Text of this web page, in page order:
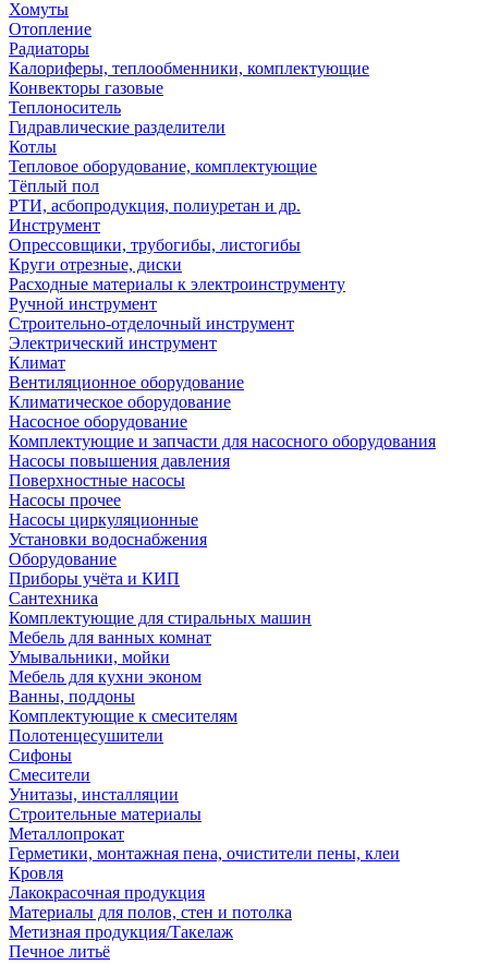
Хомуты
Отопление
Радиаторы
Калориферы, теплообменники, комплектующие
Конвекторы газовые
Теплоноситель
Гидравлические разделители
Котлы
Тепловое оборудование, комплектующие
Тёплый пол
РТИ, асбопродукция, полиуретан и др.
Инструмент
Опрессовщики, трубогибы, листогибы
Круги отрезные, диски
Расходные материалы к электроинструменту
Ручной инструмент
Строительно-отделочный инструмент
Электрический инструмент
Климат
Вентиляционное оборудование
Климатическое оборудование
Насосное оборудование
Комплектующие и запчасти для насосного оборудования
Насосы повышения давления
Поверхностные насосы
Насосы прочее
Насосы циркуляционные
Установки водоснабжения
Оборудование
Приборы учёта и КИП
Сантехника
Комплектующие для стиральных машин
Мебель для ванных комнат
Умывальники, мойки
Мебель для кухни эконом
Ванны, поддоны
Комплектующие к смесителям
Полотенцесушители
Сифоны
Смесители
Унитазы, инсталляции
Строительные материалы
Металлопрокат
Герметики, монтажная пена, очистители пены, клеи
Кровля
Лакокрасочная продукция
Материалы для полов, стен и потолка
Метизная продукция/Такелаж
Печное литьё